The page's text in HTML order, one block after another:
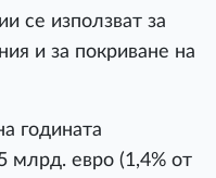
се използват за
и за покриване на
годината
млрд. евро (1,4% от